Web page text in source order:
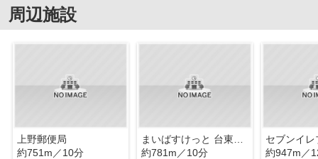
周辺施設
上野郵便局
約751m／10分
約781m／10分
約947m／